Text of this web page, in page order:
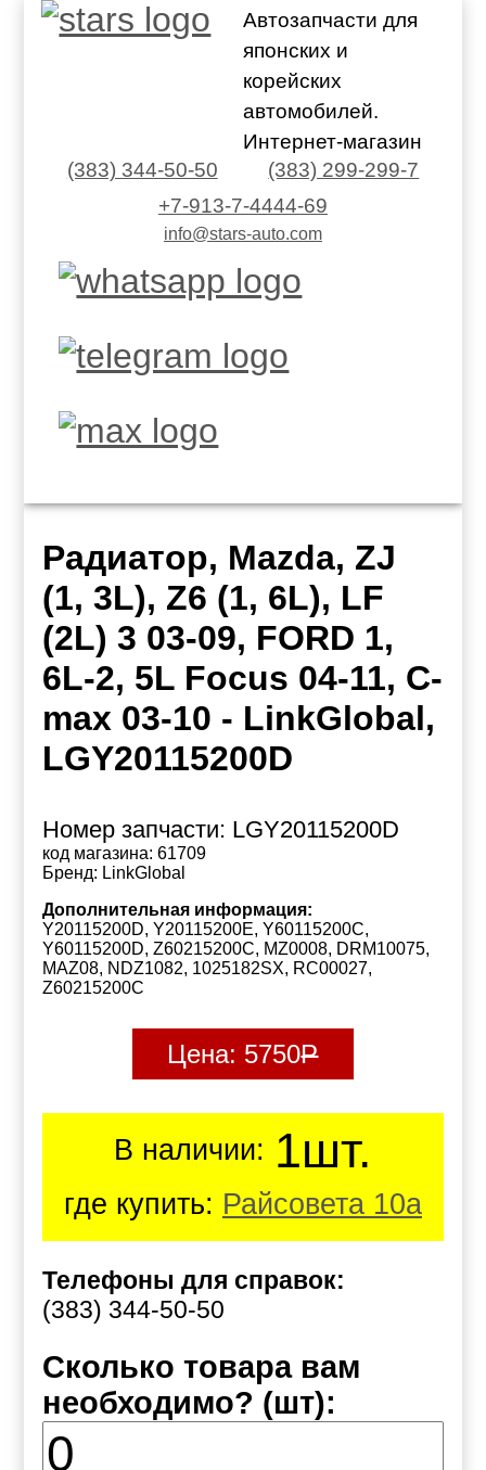
Автозапчасти для
японских и
корейских
автомобилей.
Интернет-магазин
(383) 344-50-50
(383) 299-299-7
+7-913-7-4444-69
info@stars-auto.com
Радиатор, Mazda, ZJ
(1, 3L), Z6 (1, 6L), LF
(2L) 3 03-09, FORD 1,
6L-2, 5L Focus 04-11, C-
max 03-10 - LinkGlobal,
LGY20115200D
Номер запчасти: LGY20115200D
код магазина: 61709
Бренд: LinkGlobal
Дополнительная информация:
Y20115200D, Y20115200E, Y60115200C,
Y60115200D, Z60215200C, MZ0008, DRM10075,
MAZ08, NDZ1082, 1025182SX, RC00027,
Z60215200C
Цена: 5750Р
В наличии: 1шт.
где купить: Райсовета 10а
Телефоны для справок:
(383) 344-50-50
Сколько товара вам
необходимо? (шт):